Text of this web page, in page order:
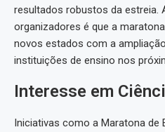
resultados robustos da estreia.
organizadores é que a
novos estados com a
instituições de ensino nos
Interesse em
Iniciativas como a Maratona de